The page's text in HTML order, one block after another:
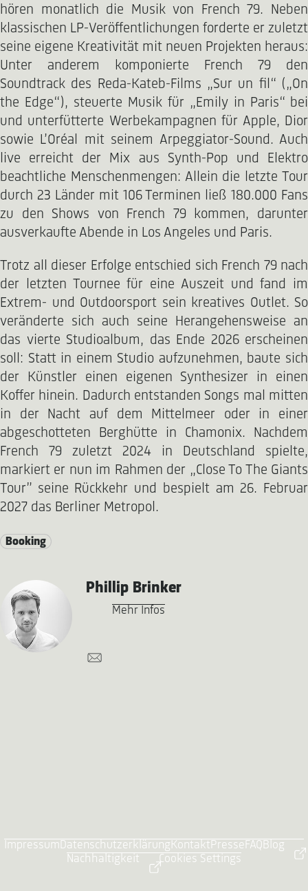
hören monatlich die Musik von French 79. Neben
klassischen LP-Veröffentlichungen forderte er zuletzt
seine eigene Kreativität mit neuen Projekten heraus:
Unter anderem komponierte French 79 den
Soundtrack des Reda-Kateb-Films „Sur un fil“ („On
the Edge“), steuerte Musik für „Emily in Paris“ bei
und unterfütterte Werbekampagnen für Apple, Dior
sowie L’Oréal mit seinem Arpeggiator-Sound. Auch
live erreicht der Mix aus Synth-Pop und Elektro
beachtliche Menschenmengen: Allein die letzte Tour
durch 23 Länder mit 106 Terminen ließ 180.000 Fans
zu den Shows von French 79 kommen, darunter
ausverkaufte Abende in Los Angeles und Paris.
Trotz all dieser Erfolge entschied sich French 79 nach
der letzten Tournee für eine Auszeit und fand im
Extrem- und Outdoorsport sein kreatives Outlet. So
veränderte sich auch seine Herangehensweise an
das vierte Studioalbum, das Ende 2026 erscheinen
soll: Statt in einem Studio aufzunehmen, baute sich
der Künstler einen eigenen Synthesizer in einen
Koffer hinein. Dadurch entstanden Songs mal mitten
in der Nacht auf dem Mittelmeer oder in einer
abgeschotteten Berghütte in Chamonix. Nachdem
French 79 zuletzt 2024 in Deutschland spielte,
markiert er nun im Rahmen der „Close To The Giants
Tour” seine Rückkehr und bespielt am 26. Februar
2027 das Berliner Metropol.
Booking
Phillip Brinker
Mehr Infos
ImpressumDatenschutzerklärungKontaktPresse FAQBlog
Nachhaltigkeit
Cookies Settings